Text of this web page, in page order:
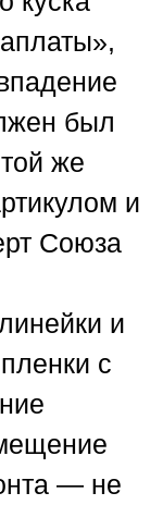
был
же
и
Союза
и
с
— не